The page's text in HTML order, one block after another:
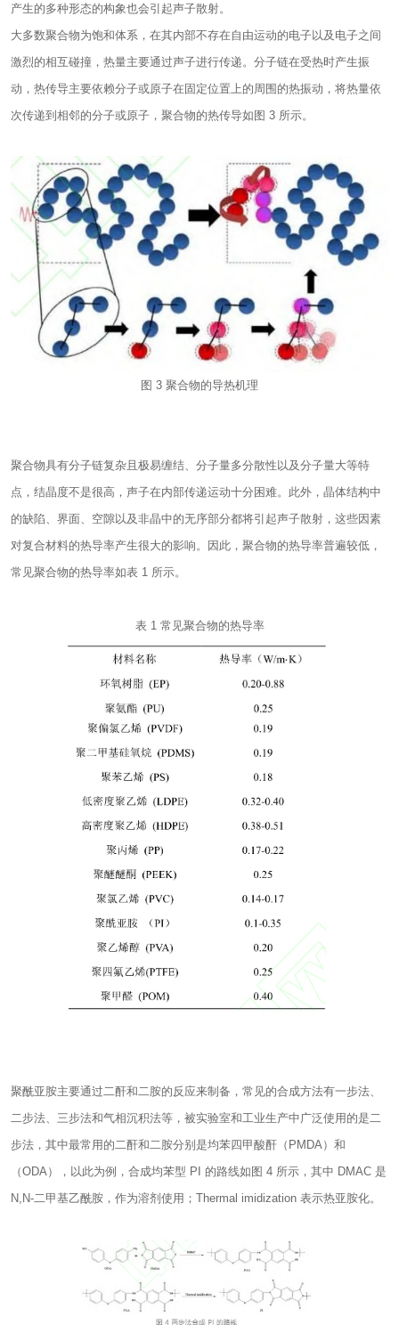
产生的多种形态的构象也会引起声子散射。
大多数聚合物为饱和体系，在其内部不存在自由运动的电子以及电子之间
激烈的相互碰撞，热量主要通过声子进行传递。分子链在受热时产生振
动，热传导主要依赖分子或原子在固定位置上的周围的热振动，将热量依
次传递到相邻的分子或原子，聚合物的热传导如图 3 所示。
图 3 聚合物的导热机理
聚合物具有分子链复杂且极易缠结、分子量多分散性以及分子量大等特
点，结晶度不是很高，声子在内部传递运动十分困难。此外，晶体结构中
的缺陷、界面、空隙以及非晶中的无序部分都将引起声子散射，这些因素
对复合材料的热导率产生很大的影响。因此，聚合物的热导率普遍较低，
常见聚合物的热导率如表 1 所示。
表 1 常见聚合物的热导率
聚酰亚胺主要通过二酐和二胺的反应来制备，常见的合成方法有一步法、
二步法、三步法和气相沉积法等，被实验室和工业生产中广泛使用的是二
步法，其中最常用的二酐和二胺分别是均苯四甲酸酐（PMDA）和
（ODA），以此为例，合成均苯型 PI 的路线如图 4 所示，其中 DMAC 是
N,N-二甲基乙酰胺，作为溶剂使用；Thermal imidization 表示热亚胺化。